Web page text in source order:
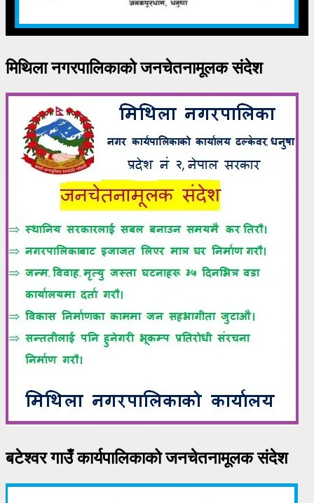
मिथिला नगरपालिकाको जनचेतनामूलक संदेश
बटेश्वर गाउँ कार्यपालिकाको जनचेतनामूलक संदेश